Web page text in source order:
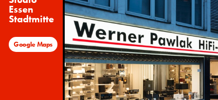
Essen
Stadtmitte
Google Maps